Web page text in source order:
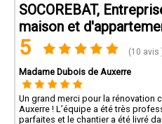
SOCOREBAT,
maison et
5 (10 avis
Madame Dubois de Auxerre
Un grand merci pour la rénovation
Auxerre ! L’équipe a été très
parfaites et le chantier a été livré